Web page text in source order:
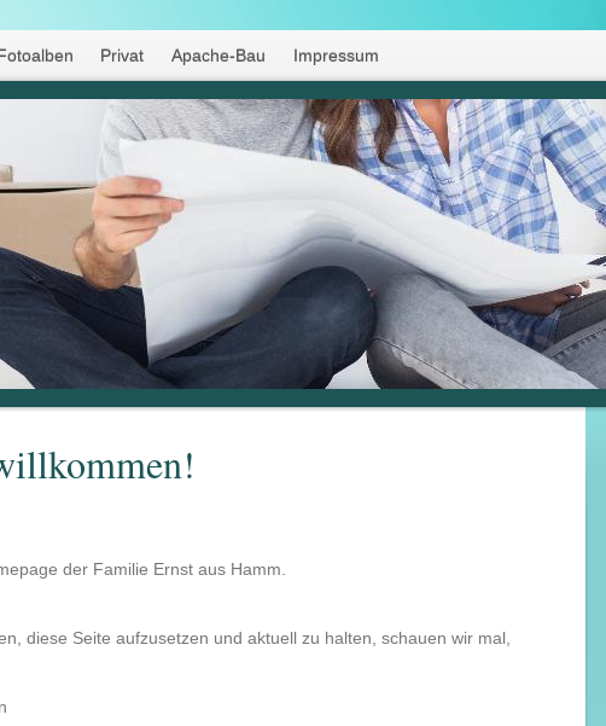
Privat Apache-Bau Impressum
der Familie Ernst aus Hamm.
diese Seite aufzusetzen und aktuell zu halten, schauen wir mal,